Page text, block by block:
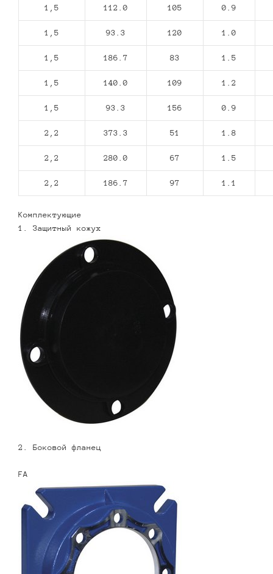
1,5 112.0 105 0.9
1,5 93.3 120 1.0
1,5 186.7 83 1.5
1,5 140.0 109 1.2
1,5 93.3 156 0.9
2,2 373.3 51 1.8
2,2 280.0 67 1.5
2,2 186.7 97 1.1
Комплектующие
1. Защитный кожух
2. Боковой фланец
FA